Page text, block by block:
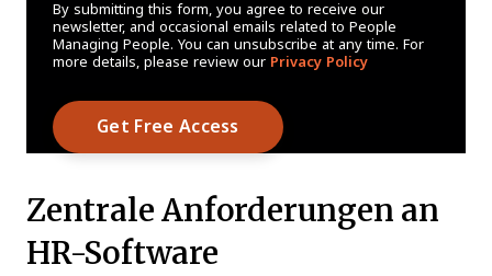
By submitting this form, you agree to receive our
newsletter, and occasional emails related to People
Managing People. You can unsubscribe at any time. For
more details, please review our Privacy Policy
Zentrale Anforderungen an
HR-Software